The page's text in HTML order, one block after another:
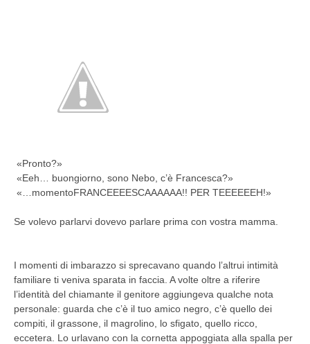
«Pronto?»
«Eeh… buongiorno, sono Nebo, c’è Francesca?»
«…momentoFRANCEEEESCAAAAAA!! PER TEEEEEEH!»
Se volevo parlarvi dovevo parlare prima con vostra mamma.
I momenti di imbarazzo si sprecavano quando l’altrui intimità
familiare ti veniva sparata in faccia. A volte oltre a riferire
l’identità del chiamante il genitore aggiungeva qualche nota
personale: guarda che c’è il tuo amico negro, c’è quello dei
compiti, il grassone, il magrolino, lo sfigato, quello ricco,
eccetera. Lo urlavano con la cornetta appoggiata alla spalla per